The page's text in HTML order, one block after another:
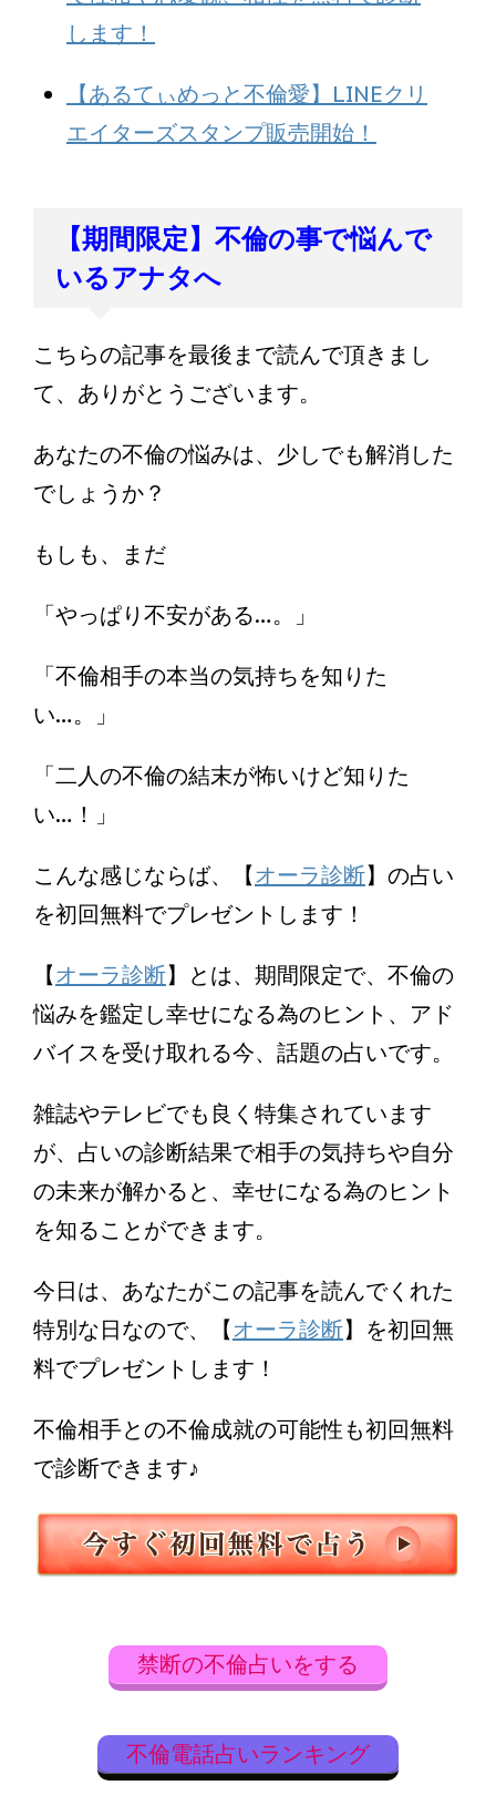
します！
【あるてぃめっと不倫愛】LINEクリ
エイターズスタンプ販売開始！
【期間限定】不倫の事で悩んで
いるアナタへ
こちらの記事を最後まで読んで頂きまし
て、ありがとうございます。
あなたの不倫の悩みは、少しでも解消した
でしょうか？
もしも、まだ
「やっぱり不安がある…。」
「不倫相手の本当の気持ちを知りた
い…。」
「二人の不倫の結末が怖いけど知りた
い…！」
こんな感じならば、【オーラ診断】の占い
を初回無料でプレゼントします！
【オーラ診断】とは、期間限定で、不倫の
悩みを鑑定し幸せになる為のヒント、アド
バイスを受け取れる今、話題の占いです。
雑誌やテレビでも良く特集されています
が、占いの診断結果で相手の気持ちや自分
の未来が解かると、幸せになる為のヒント
を知ることができます。
今日は、あなたがこの記事を読んでくれた
特別な日なので、【オーラ診断】を初回無
料でプレゼントします！
不倫相手との不倫成就の可能性も初回無料
で診断できます♪
禁断の不倫占いをする
不倫電話占いランキング